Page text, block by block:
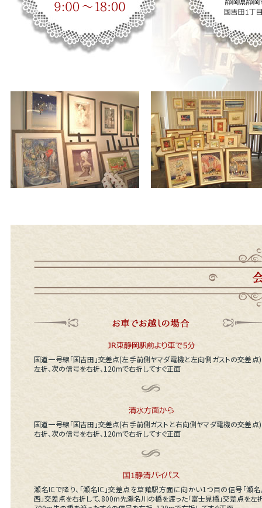
国道一号線「国吉田」交差点(左手前側ヤマダ電機と左向側ガストの交差点
左折、次の信号を右折、120mで右折してすぐ正面
国道一号線「国吉田」交差点(右手前側ガストと右向側ヤマダ電機の交差点
右折、次の信号を右折、120mで右折してすぐ正面
瀬名ICで降り、「瀬名IC」交差点を草薙駅方面に向かい1つ目の信号「瀬
西」交差点を右折して、800m先瀬名川の橋を渡った「富士見橋」交差点を左